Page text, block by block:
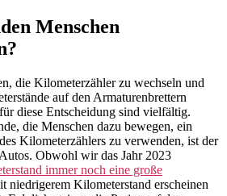
Menschen
die Kilometerzähler zu wechseln und
auf den Armaturenbrettern
diese Entscheidung sind vielfältig.
die Menschen dazu bewegen, ein
Kilometerzählers zu verwenden, ist der
Obwohl wir das Jahr 2023
immer noch eine große
niedrigerem Kilometerstand erscheinen